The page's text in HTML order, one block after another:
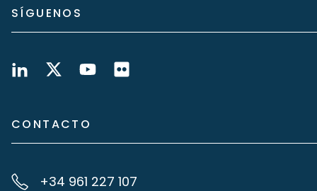
SÍGUENOS
CONTACTO
+34 961 227 107